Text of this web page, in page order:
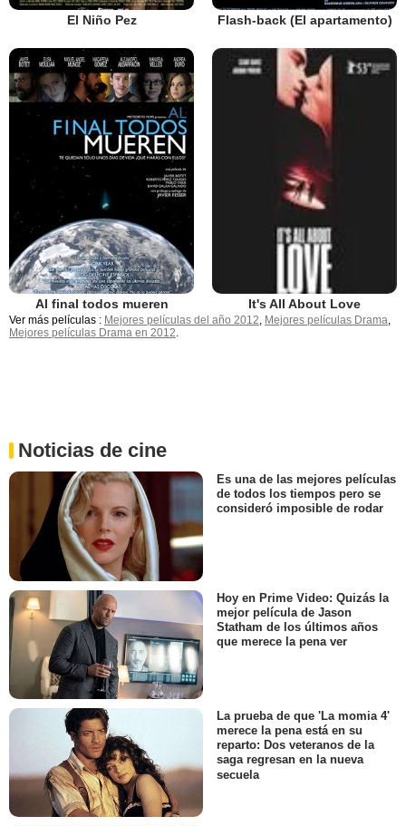
El Niño Pez Flash-back (El apartamento)
Al final todos mueren It's All About Love
Ver más películas : Mejores películas del año 2012, Mejores películas Drama,
Mejores películas Drama en 2012.
Noticias de cine
Es una de las mejores películas
de todos los tiempos pero se
consideró imposible de rodar
Hoy en Prime Video: Quizás la
mejor película de Jason
Statham de los últimos años
que merece la pena ver
La prueba de que 'La momia 4'
merece la pena está en su
reparto: Dos veteranos de la
saga regresan en la nueva
secuela